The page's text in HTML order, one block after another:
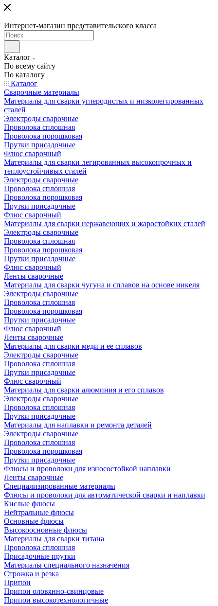
Интернет-магазин представительского класса
Каталог
По всему сайту
По каталогу
Каталог
Сварочные материалы
Материалы для сварки углеродистых и низколегированных
сталей
Электроды сварочные
Проволока сплошная
Проволока порошковая
Прутки присадочные
Флюс сварочный
Материалы для сварки легированных высокопрочных и
теплоустойчивых сталей
Электроды сварочные
Проволока сплошная
Проволока порошковая
Прутки присадочные
Флюс сварочный
Материалы для сварки нержавеющих и жаростойких сталей
Электроды сварочные
Проволока сплошная
Проволока порошковая
Прутки присадочные
Флюс сварочный
Ленты сварочные
Материалы для сварки чугуна и сплавов на основе никеля
Электроды сварочные
Проволока сплошная
Проволока порошковая
Прутки присадочные
Флюс сварочный
Ленты сварочные
Материалы для сварки меди и ее сплавов
Электроды сварочные
Проволока сплошная
Прутки присадочные
Флюс сварочный
Материалы для сварки алюминия и его сплавов
Электроды сварочные
Проволока сплошная
Прутки присадочные
Материалы для наплавки и ремонта деталей
Электроды сварочные
Проволока сплошная
Проволока порошковая
Прутки присадочные
Флюсы и проволоки для износостойкой наплавки
Ленты сварочные
Специализированные материалы
Флюсы и проволоки для автоматической сварки и наплавки
Кислые флюсы
Нейтральные флюсы
Основные флюсы
Высокоосновные флюсы
Материалы для сварки титана
Проволока сплошная
Присадочные прутки
Материалы специального назначения
Строжка и резка
Припои
Припои оловянно-свинцовые
Припои высокотехнологичные